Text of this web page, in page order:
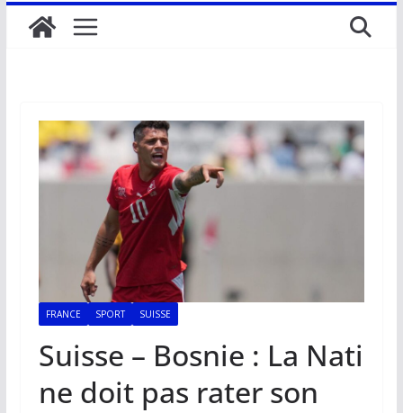
FRANCE SPORT SUISSE
Suisse – Bosnie : La Nati
ne doit pas rater son